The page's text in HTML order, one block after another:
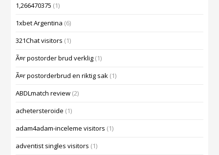
1,266470375 (1)
1xbet Argentina (6)
321Chat visitors (1)
Ã¤r postorder brud verklig (1)
Ã¤r postorderbrud en riktig sak (1)
ABDLmatch review (2)
achetersteroide (1)
adam4adam-inceleme visitors (1)
adventist singles visitors (1)